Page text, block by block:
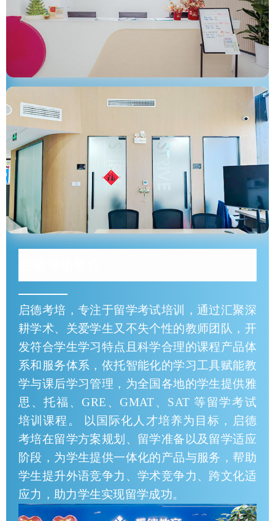
启德考培，专注于留学考试培训，通过汇聚深
耕学术、关爱学生又不失个性的教师团队，开
发符合学生学习特点且科学合理的课程产品体
系和服务体系，依托智能化的学习工具赋能教
学与课后学习管理，为全国各地的学生提供雅
思、托福、GRE、GMAT、SAT 等留学考试
培训课程。 以国际化人才培养为目标，启德
考培在留学方案规划、留学准备以及留学适应
阶段，为学生提供一体化的产品与服务，帮助
学生提升外语竞争力、学术竞争力、跨文化适
应力，助力学生实现留学成功。